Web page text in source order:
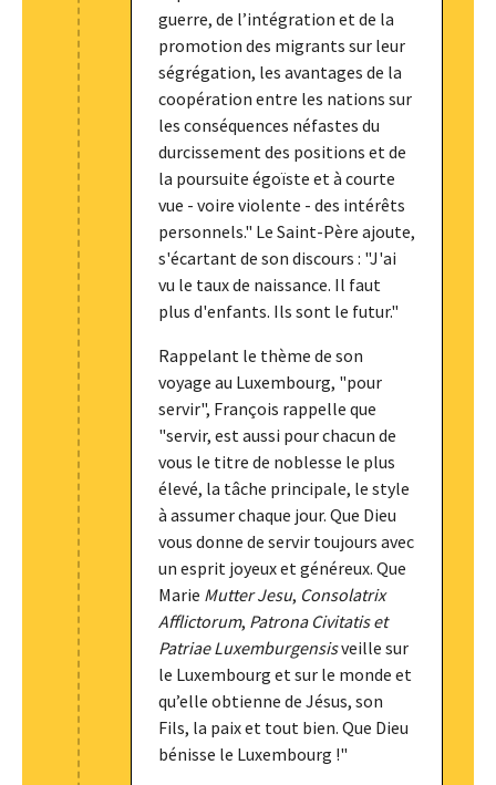
guerre, de l’intégration et de la
promotion des migrants sur leur
ségrégation, les avantages de la
coopération entre les nations sur
les conséquences néfastes du
durcissement des positions et de
la poursuite égoïste et à courte
vue - voire violente - des intérêts
personnels." Le Saint-Père ajoute,
s'écartant de son discours : "J'ai
vu le taux de naissance. Il faut
plus d'enfants. Ils sont le futur."
Rappelant le thème de son
voyage au Luxembourg, "pour
servir", François rappelle que
"servir, est aussi pour chacun de
vous le titre de noblesse le plus
élevé, la tâche principale, le style
à assumer chaque jour. Que Dieu
vous donne de servir toujours avec
un esprit joyeux et généreux. Que
Marie Mutter Jesu, Consolatrix
Afflictorum, Patrona Civitatis et
Patriae Luxemburgensisveille sur
le Luxembourg et sur le monde et
qu’elle obtienne de Jésus, son
Fils, la paix et tout bien. Que Dieu
bénisse le Luxembourg !"